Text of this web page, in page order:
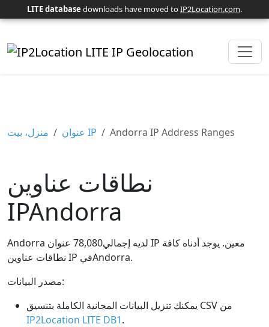
LITE database downloads have moved toIP2Location.com.
منزل، بيت عنوان IP Andorra IP Address Ranges
نطاقات عناوين
IPAndorra
Andorra لديه إجمالي78,080 عنوان IP معين. يوجد أدناه كافة
نطاقات عناوين IP فيAndorra.
مصدر البيانات:
يمكنك تنزيل البيانات المجانية الكاملة بتنسيق CSV من
IP2Location LITE DB1.